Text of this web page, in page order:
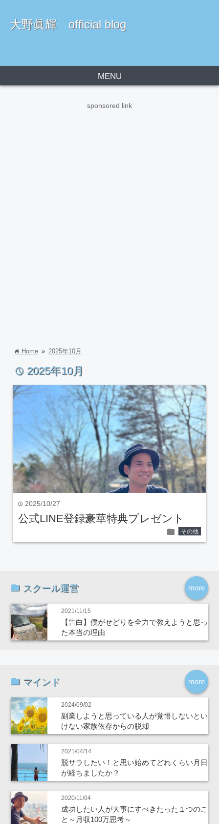
大野眞輝 official blog
MENU
sponsored link
home Home » 2025年10月
time 2025年10月
time 2025/10/27
公式LINE登録豪華特典プレゼント
folder その他
more
スクール運営
2021/11/15
【告白】僕がせどりを全力で教えようと思っ
た本当の理由
more
マインド
2024/09/02
副業しようと思っている人が覚悟しないとい
けない家族依存からの脱却
2021/04/14
脱サラしたい！と思い始めてどれくらい月日
が経ちましたか？
2020/11/04
成功したい人が大事にすべきたった１つのこ
と～月収100万思考～